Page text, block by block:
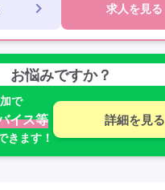
定年65歳以上 資格取得支援
求人を見る
お悩みですか？
で
イス等
きます！
詳細を見る